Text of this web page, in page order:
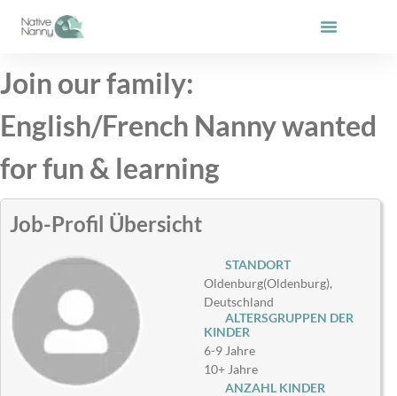
Inhalt
Join our family:
English/French Nanny wanted
for fun & learning
Job-Profil Übersicht
STANDORT
Oldenburg(Oldenburg),
Deutschland
ALTERSGRUPPEN DER
KINDER
6-9 Jahre
10+ Jahre
ANZAHL KINDER